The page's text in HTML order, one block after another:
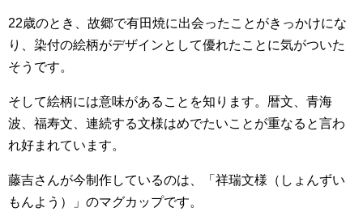
22歳のとき、故郷で有田焼に出会ったことがきっかけにな
り、染付の絵柄がデザインとして優れたことに気がついた
そうです。
そして絵柄には意味があることを知ります。暦文、青海
波、福寿文、連続する文様はめでたいことが重なると言わ
れ好まれています。
藤吉さんが今制作しているのは、「祥瑞文様（しょんずい
もんよう）」のマグカップです。